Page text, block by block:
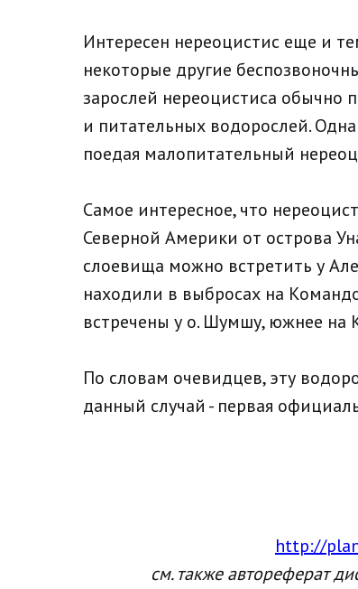
Интересен нереоцистис еще и
некоторые другие
зарослей нереоцистиса обычно
и питательных водорослей.
поедая малопитательный
Самое интересное, что
Северной Америки от острова
слоевища можно встретить у
находили в выбросах на
встречены у о. Шумшу, южнее на
По словам очевидцев, эту
данный случай - первая
http://
см. также автореферат